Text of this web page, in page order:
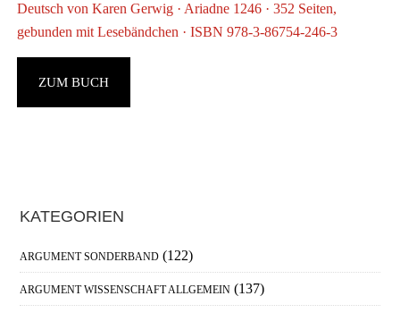
Deutsch von Karen Gerwig · Ariadne 1246 · 352 Seiten,
gebunden mit Lesebändchen · ISBN 978-3-86754-246-3
ZUM BUCH
Haupt-
Sidebar
KATEGORIEN
ARGUMENT SONDERBAND (122)
ARGUMENT WISSENSCHAFT ALLGEMEIN (137)